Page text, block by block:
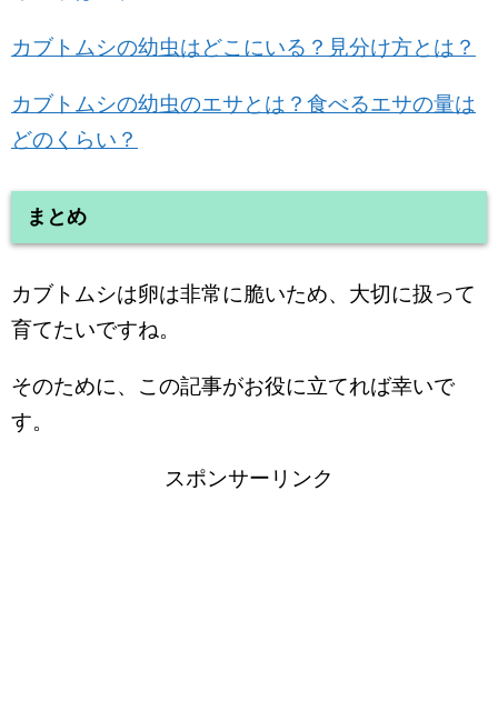
カブトムシの幼虫はどこにいる？見分け方とは？
カブトムシの幼虫のエサとは？食べるエサの量は
どのくらい？
まとめ
カブトムシは卵は非常に脆いため、大切に扱って
育てたいですね。
そのために、この記事がお役に立てれば幸いで
す。
スポンサーリンク